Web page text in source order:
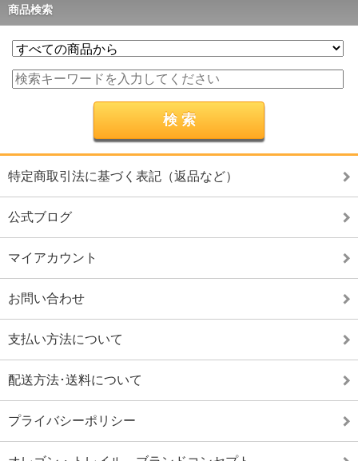
商品検索
特定商取引法に基づく表記（返品など）
公式ブログ
マイアカウント
お問い合わせ
支払い方法について
配送方法･送料について
プライバシーポリシー